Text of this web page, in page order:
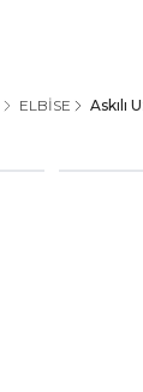
ELBİSE Askılı